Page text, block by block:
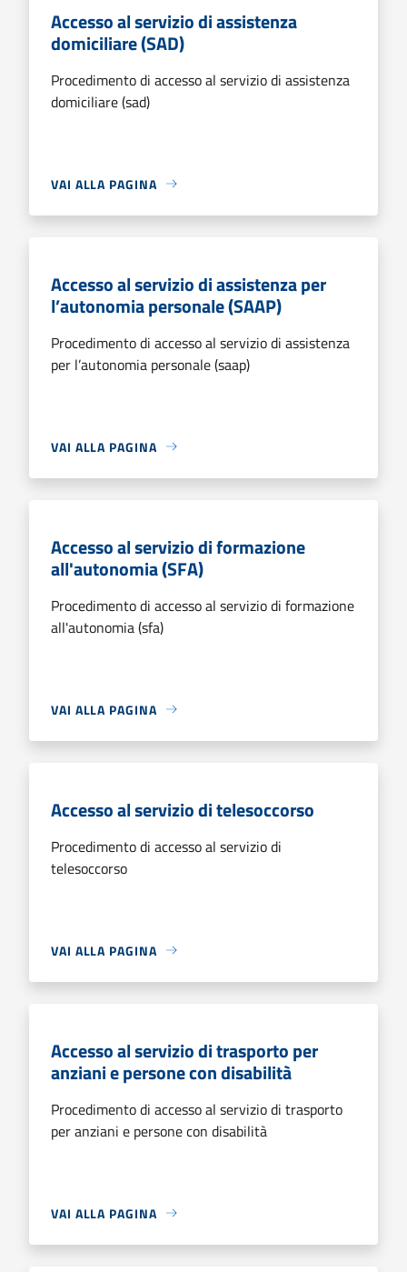
Accesso al servizio di assistenza
domiciliare (SAD)
Procedimento di accesso al servizio di assistenza
domiciliare (sad)
VAI ALLA PAGINA
Accesso al servizio di assistenza per
l’autonomia personale (SAAP)
Procedimento di accesso al servizio di assistenza
per l’autonomia personale (saap)
VAI ALLA PAGINA
Accesso al servizio di formazione
all'autonomia (SFA)
Procedimento di accesso al servizio di formazione
all'autonomia (sfa)
VAI ALLA PAGINA
Accesso al servizio di telesoccorso
Procedimento di accesso al servizio di
telesoccorso
VAI ALLA PAGINA
Accesso al servizio di trasporto per
anziani e persone con disabilità
Procedimento di accesso al servizio di trasporto
per anziani e persone con disabilità
VAI ALLA PAGINA